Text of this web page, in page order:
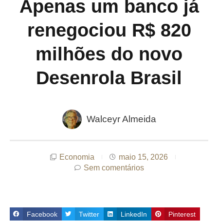
Apenas um banco já
renegociou R$ 820
milhões do novo
Desenrola Brasil
Walceyr Almeida
Economia
maio 15, 2026
Sem comentários
Facebook Twitter LinkedIn Pinterest